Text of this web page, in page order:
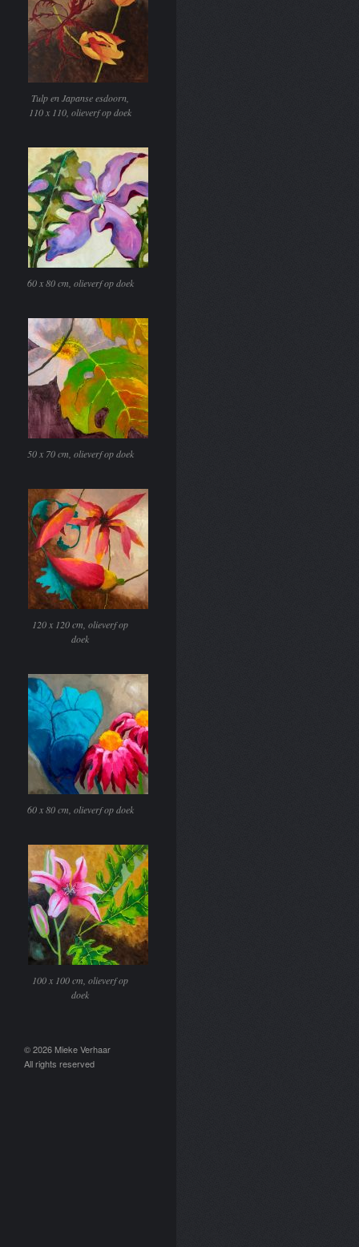
Tulp en Japanse esdoorn,
110 x 110, olieverf op doek
60 x 80 cm, olieverf op doek
50 x 70 cm, olieverf op doek
120 x 120 cm, olieverf op
doek
60 x 80 cm, olieverf op doek
100 x 100 cm, olieverf op
doek
© 2026 Mieke Verhaar
All rights reserved